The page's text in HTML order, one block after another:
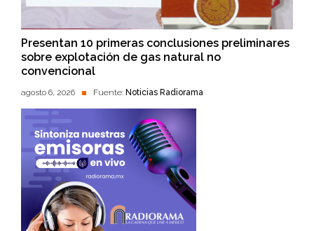
Presentan 10 primeras conclusiones preliminares
sobre explotación de gas natural no
convencional
agosto 6, 2026 Fuente: Noticias Radiorama